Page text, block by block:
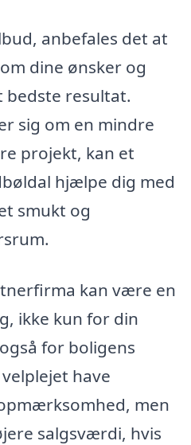
anbefales det at
dine ønsker og
bedste resultat.
sig om en mindre
projekt, kan et
hjælpe dig med
smukt og
kan være en
ikke kun for din
for boligens
have
men
salgsværdi, hvis